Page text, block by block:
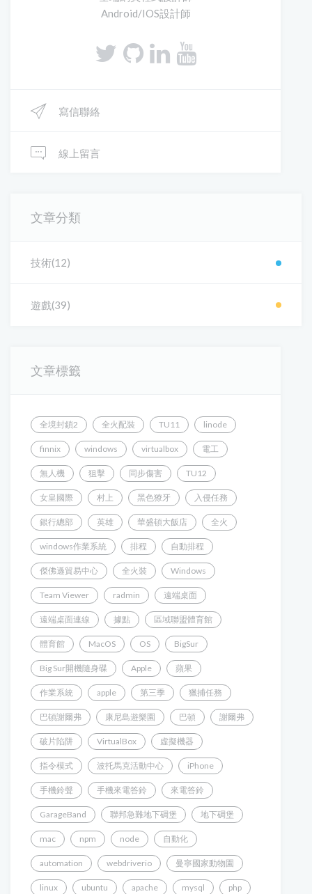
Android/IOS設計師
寫信聯絡
線上留言
文章分類
技術(12)
遊戲(39)
文章標籤
全境封鎖2 全火配裝 TU11 linode
finnix windows virtualbox 電工
無人機 狙擊 同步傷害 TU12
女皇國際 村上 黑色獠牙 入侵任務
銀行總部 英雄 華盛頓大飯店 全火
windows作業系統 排程 自動排程
傑佛遜貿易中心 全火裝 Windows
Team Viewer radmin 遠端桌面
遠端桌面連線 據點 區域聯盟體育館
體育館 MacOS OS BigSur
Big Sur開機隨身碟 Apple 蘋果
作業系統 apple 第三季 獵捕任務
巴頓謝爾弗 康尼島遊樂園 巴頓 謝爾弗
破片陷阱 VirtualBox 虛擬機器
指令模式 波托馬克活動中心 iPhone
手機鈴聲 手機來電答鈴 來電答鈴
GarageBand 聯邦急難地下碉堡 地下碉堡
mac npm node 自動化
automation webdriverio 曼寧國家動物園
linux ubuntu apache mysql php